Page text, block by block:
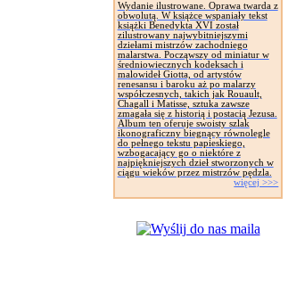
Wydanie ilustrowane. Oprawa twarda z
obwolutą. W książce wspaniały tekst
książki Benedykta XVI został
zilustrowany najwybitniejszymi
dziełami mistrzów zachodniego
malarstwa. Począwszy od miniatur w
średniowiecznych kodeksach i
malowideł Giotta, od artystów
renesansu i baroku aż po malarzy
współczesnych, takich jak Rouault,
Chagall i Matisse, sztuka zawsze
zmagała się z historią i postacią Jezusa.
Album ten oferuje swoisty szlak
ikonograficzny biegnący równolegle
do pełnego tekstu papieskiego,
wzbogacający go o niektóre z
najpiękniejszych dzieł stworzonych w
ciągu wieków przez mistrzów pędzla.
więcej >>>